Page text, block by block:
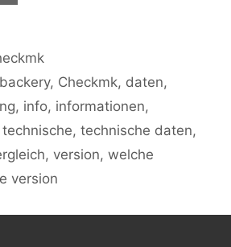
, Checkmk, daten,
, info, informationen,
technische, technische daten,
, version, welche
version